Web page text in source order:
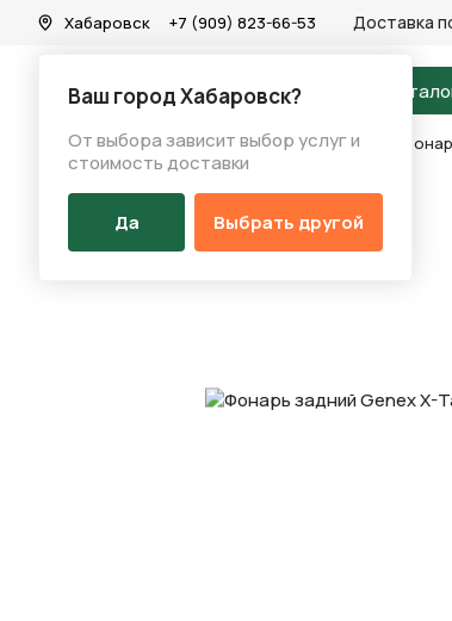
Хабаровск
Ваш город Хабаровск?
От выбора зависит выбор услуг и
стоимость доставки
Да Выбрать другой
+7 (909) 823-66-53 Доставка
На главную
Каталог/Аксессуары/Фонарь (перед/зад)